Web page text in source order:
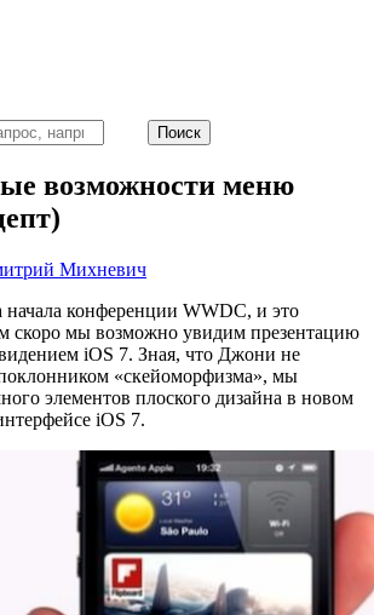
возможности меню
Михневич
начала конференции WWDC, и это
скоро мы возможно увидим презентацию
iOS 7. Зная, что Джони не
«скейоморфизма», мы
элементов плоского дизайна в новом
iOS 7.